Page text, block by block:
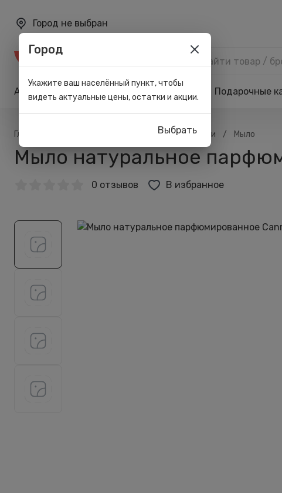
Город не выбран
Акции Карта лояльности Подарочные
Главная Для душа и бани / Мыло
Мыло натуральное
0 отзывов В избранное
Город
Укажите ваш населённый пункт, чтобы
видеть актуальные цены, остатки и акции.
Выбрать